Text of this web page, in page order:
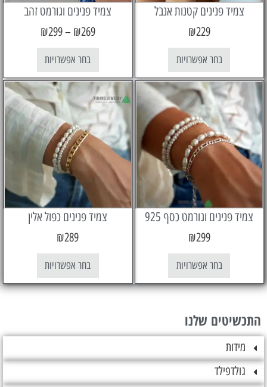
פנינים קטנות אנבל
בחר אפשרויות
צמיד פנינים וגורמט זהב
₪299
בחר אפשרויות
וגורמט כסף 925
בחר אפשרויות
צמיד פנינים כפול אלין
בחר אפשרויות
שלנו